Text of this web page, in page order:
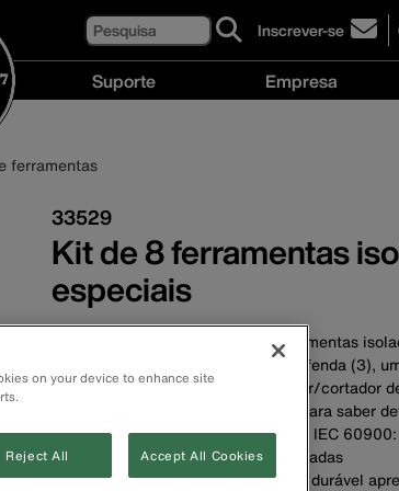
Pesquisa Inscrever-se
click
to
sign-
Suporte Empresa
ferramentas
33529
Kit de 8 ferramentas
especiais
Conjunto compacto de oito ferramentas
alicates variados (3), chaves de fenda (3),
cortador de fio e um descascador/cortador
(consulte listas de ferramentas para saber
Atendem ou excedem os padrões IEC
10 de 2012 para ferramentas isoladas
Estojo de náilon preto altamente durável
on your device to enhance site
Reject All Accept All Cookies